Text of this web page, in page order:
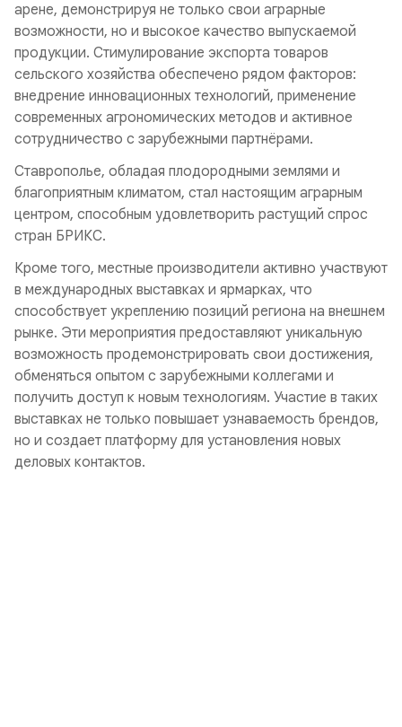
арене, демонстрируя не только свои аграрные
возможности, но и высокое качество выпускаемой
продукции. Стимулирование экспорта товаров
сельского хозяйства обеспечено рядом факторов:
внедрение инновационных технологий, применение
современных агрономических методов и активное
сотрудничество с зарубежными партнёрами.
Ставрополье, обладая плодородными землями и
благоприятным климатом, стал настоящим аграрным
центром, способным удовлетворить растущий спрос
стран БРИКС.
Кроме того, местные производители активно участвуют
в международных выставках и ярмарках, что
способствует укреплению позиций региона на внешнем
рынке. Эти мероприятия предоставляют уникальную
возможность продемонстрировать свои достижения,
обменяться опытом с зарубежными коллегами и
получить доступ к новым технологиям. Участие в таких
выставках не только повышает узнаваемость брендов,
но и создает платформу для установления новых
деловых контактов.